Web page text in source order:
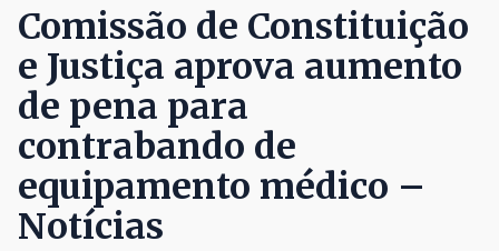
Comissão de Constituição
e Justiça aprova aumento
de pena para
contrabando de
equipamento médico –
Notícias